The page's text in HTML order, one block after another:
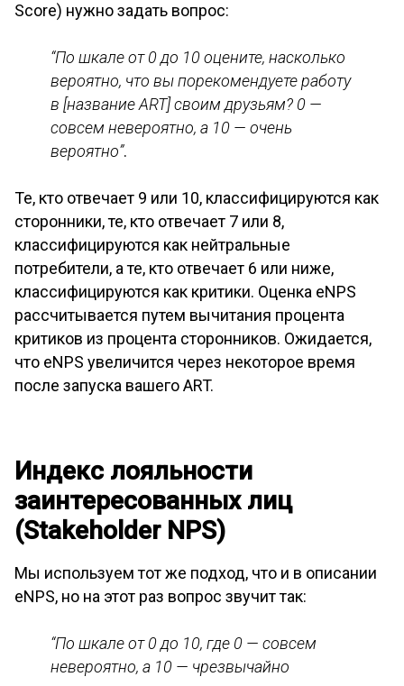
Score) нужно задать вопрос:
“По шкале от 0 до 10 оцените, насколько
вероятно, что вы порекомендуете работу
в [название ART] своим друзьям? 0 —
совсем невероятно, а 10 — очень
вероятно”.
Те, кто отвечает 9 или 10, классифицируются как
сторонники, те, кто отвечает 7 или 8,
классифицируются как нейтральные
потребители, а те, кто отвечает 6 или ниже,
классифицируются как критики. Оценка eNPS
рассчитывается путем вычитания процента
критиков из процента сторонников. Ожидается,
что eNPS увеличится через некоторое время
после запуска вашего ART.
Индекс лояльности
заинтересованных лиц
(Stakeholder NPS)
Мы используем тот же подход, что и в описании
eNPS, но на этот раз вопрос звучит так:
“По шкале от 0 до 10, где 0 — совсем
невероятно, а 10 — чрезвычайно